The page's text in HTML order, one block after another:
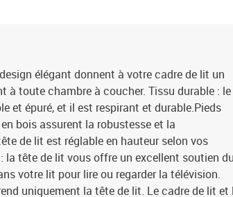
élégant donnent à votre cadre de lit un
à toute chambre à coucher. Tissu durable : le
et épuré, et il est respirant et durable.Pieds
bois assurent la robustesse et la
de lit est réglable en hauteur selon vos
la tête de lit vous offre un excellent soutien du
votre lit pour lire ou regarder la télévision.
uniquement la tête de lit. Le cadre de lit et